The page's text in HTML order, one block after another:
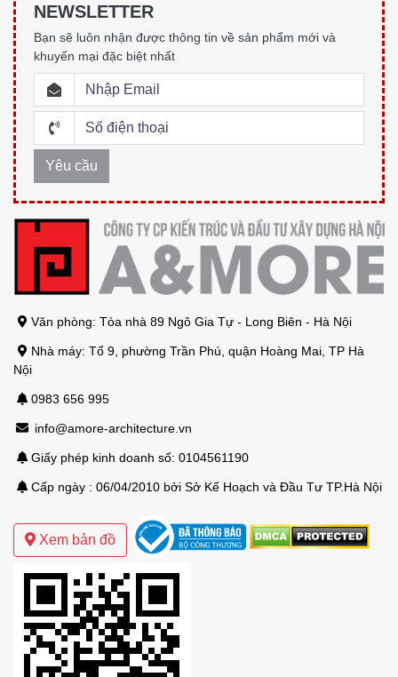
NEWSLETTER
Bạn sẽ luôn nhận được thông tin về sản phẩm mới và
khuyến mại đặc biệt nhất
Văn phòng: Tòa nhà 89 Ngô Gia Tự - Long Biên - Hà Nội
Nhà máy: Tổ 9, phường Trần Phú, quận Hoàng Mai, TP Hà
Nội
0983 656 995
info@amore-architecture.vn
Giấy phép kinh doanh số: 0104561190
Cấp ngày : 06/04/2010 bởi Sở Kế Hoạch và Đầu Tư TP.Hà Nội
Xem bản đồ